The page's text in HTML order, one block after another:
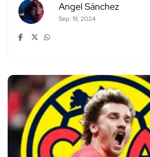
Angel Sánchez
Sep. 19, 2024